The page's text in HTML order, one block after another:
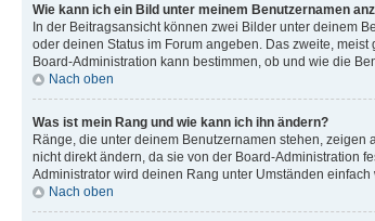
Wie kann ich ein Bild unter meinem Benutzernamen
In der Beitragsansicht können zwei Bilder unter deinem
oder deinen Status im Forum angeben. Das zweite,
Board-Administration kann bestimmen, ob und wie die
Nach oben
Was ist mein Rang und wie kann ich ihn ändern?
Ränge, die unter deinem Benutzernamen stehen,
nicht direkt ändern, da sie von der Board-Administration
Administrator wird deinen Rang unter Umständen einfach
Nach oben